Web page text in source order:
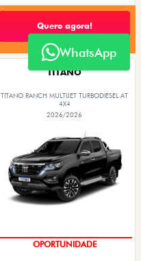
Quero agora!
TITANO
TITANO RANCH MULTIJET TURBODIESEL AT
4X4
2026/2026
CONDIÇÃO IMPERDÍVEL
WhatsApp